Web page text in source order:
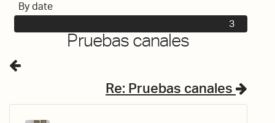
By date
3
Pruebas canales
Re: Pruebas canales